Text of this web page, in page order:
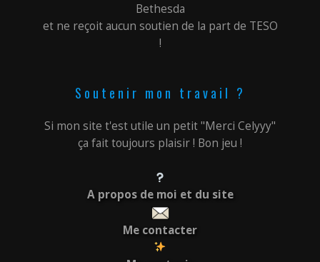
Bethesda
et ne reçoit aucun soutien de la part de TESO
!
Soutenir mon travail ?
Si mon site t'est utile un petit "Merci Celyyy"
ça fait toujours plaisir ! Bon jeu !
A propos de moi et du site
Me contacter